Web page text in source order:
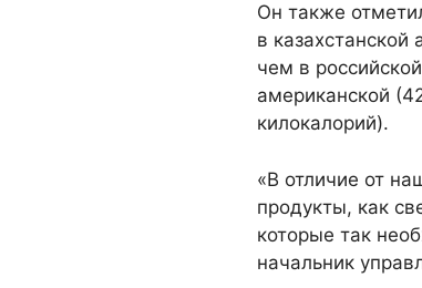
Он также
в
чем в
американской
килокалорий).
«В отличие от
продукты, как
которые так
начальник